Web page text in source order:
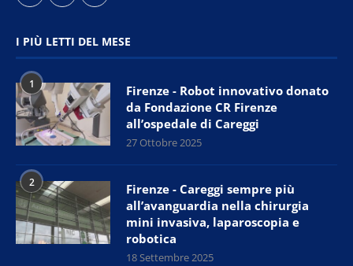
I PIÙ LETTI DEL MESE
1
Firenze - Robot innovativo donato
da Fondazione CR Firenze
all’ospedale di Careggi
27 Ottobre 2025
2
Firenze - Careggi sempre più
all’avanguardia nella chirurgia
mini invasiva, laparoscopia e
robotica
18 Settembre 2025